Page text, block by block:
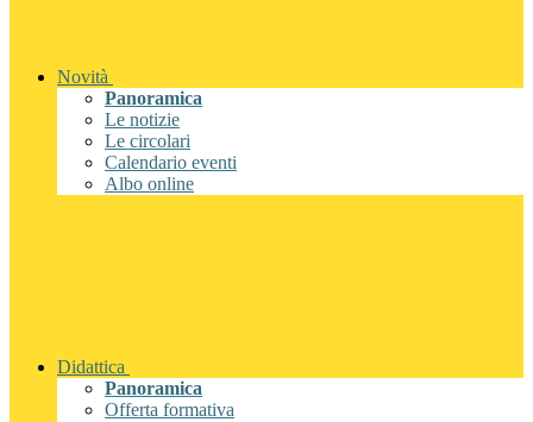
Novità
Panoramica
Le notizie
Le circolari
Calendario eventi
Albo online
Didattica
Panoramica
Offerta formativa